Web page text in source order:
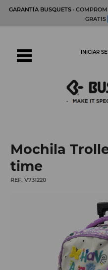
GARANTÍA BUSQUETS·
GRATIS
INICIAR
Mochila
time
REF. V731220